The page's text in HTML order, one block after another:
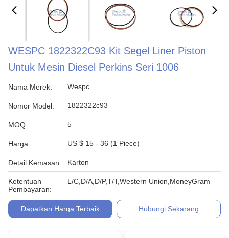
WESPC 1822322C93 Kit Segel Liner Piston
Untuk Mesin Diesel Perkins Seri 1006
Nama Merek: Wespc
Nomor Model: 1822322c93
MOQ: 5
Harga: US $ 15 - 36 (1 Piece)
Detail Kemasan: Karton
Ketentuan
Pembayaran:
L/C,D/A,D/P,T/T,Western Union,MoneyGram
Dapatkan Harga Terbaik Hubungi Sekarang